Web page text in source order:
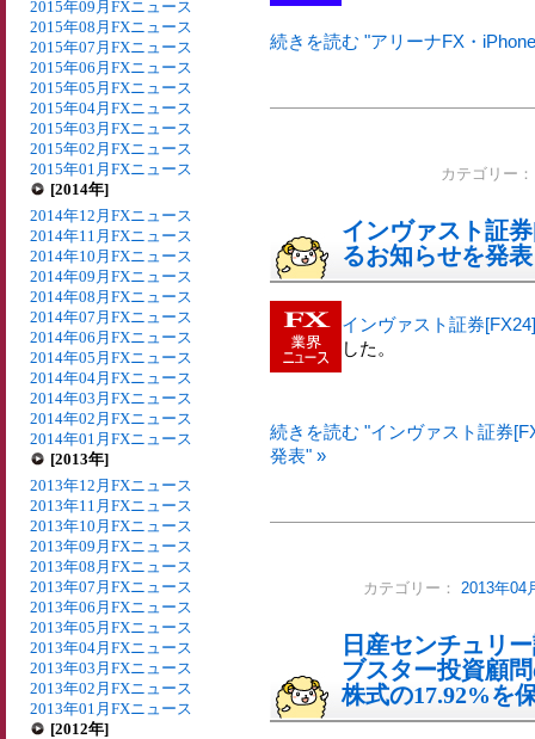
2015年09月FXニュース
2015年08月FXニュース
2015年07月FXニュース
2015年06月FXニュース
2015年05月FXニュース
2015年04月FXニュース
2015年03月FXニュース
2015年02月FXニュース
2015年01月FXニュース
[2014年]
2014年12月FXニュース
2014年11月FXニュース
2014年10月FXニュース
2014年09月FXニュース
2014年08月FXニュース
2014年07月FXニュース
2014年06月FXニュース
2014年05月FXニュース
2014年04月FXニュース
2014年03月FXニュース
2014年02月FXニュース
2014年01月FXニュース
[2013年]
2013年12月FXニュース
2013年11月FXニュース
2013年10月FXニュース
2013年09月FXニュース
2013年08月FXニュース
2013年07月FXニュース
2013年06月FXニュース
2013年05月FXニュース
2013年04月FXニュース
2013年03月FXニュース
2013年02月FXニュース
2013年01月FXニュース
[2012年]
続きを読む "アリーナFX・
カテゴリー
インヴァスト証
るお知らせを発表
インヴァスト証券[FX24]
した。
続きを読む "インヴァスト証券
発表" »
カテゴリー： 2013年04
日産センチュリ
ブスター投資顧
株式の17.92%を